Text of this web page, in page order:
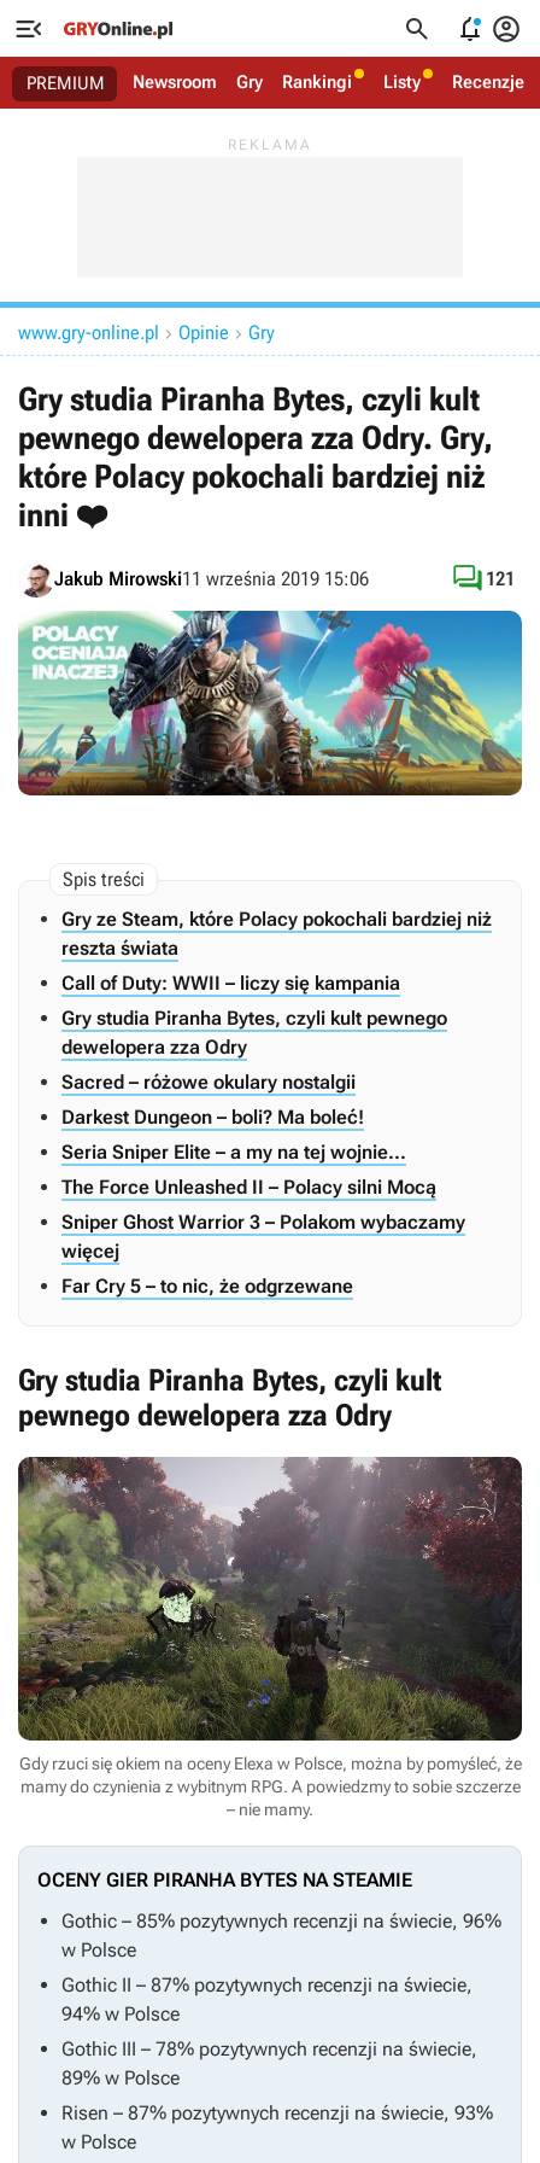
   
PREMIUM Newsroom Gry Rankingi Listy Recenzje
www.gry-online.pl  Opinie  Gry
Gry studia Piranha Bytes, czyli kult
pewnego dewelopera zza Odry. Gry,
które Polacy pokochali bardziej niż
inni ❤️
Jakub Mirowski11 września 2019 15:06  121
Gry ze Steam, które Polacy pokochali bardziej niż
reszta świata
Call of Duty: WWII – liczy się kampania
Gry studia Piranha Bytes, czyli kult pewnego
dewelopera zza Odry
Sacred – różowe okulary nostalgii
Darkest Dungeon – boli? Ma boleć!
Seria Sniper Elite – a my na tej wojnie...
The Force Unleashed II – Polacy silni Mocą
Sniper Ghost Warrior 3 – Polakom wybaczamy
więcej
Far Cry 5 – to nic, że odgrzewane
Gry studia Piranha Bytes, czyli kult
pewnego dewelopera zza Odry
Gdy rzuci się okiem na oceny Elexa w Polsce, można by pomyśleć, że
mamy do czynienia z wybitnym RPG. A powiedzmy to sobie szczerze
– nie mamy.
OCENY GIER PIRANHA BYTES NA STEAMIE
Gothic – 85% pozytywnych recenzji na świecie, 96%
w Polsce
Gothic II – 87% pozytywnych recenzji na świecie,
94% w Polsce
Gothic III – 78% pozytywnych recenzji na świecie,
89% w Polsce
Risen – 87% pozytywnych recenzji na świecie, 93%
w Polsce